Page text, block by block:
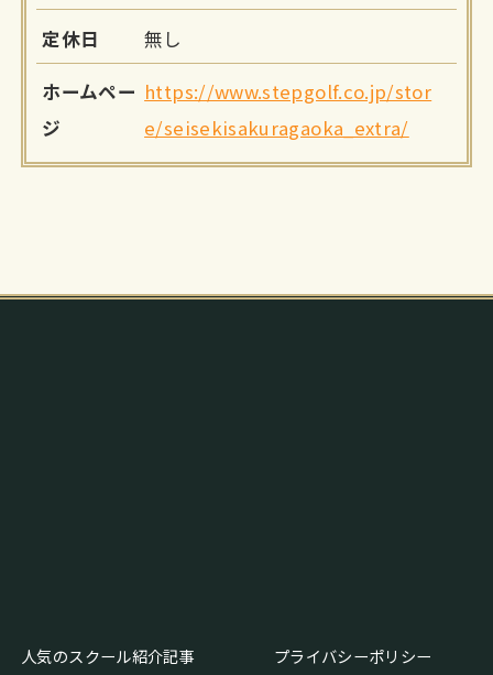
定休日 無し
ホームペー
ジ
https://www.stepgolf.co.jp/stor
e/seisekisakuragaoka_extra/
人気のスクール紹介記事 プライバシーポリシー